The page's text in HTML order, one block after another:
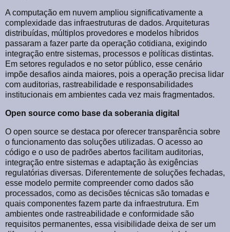
A computação em nuvem ampliou significativamente a
complexidade das infraestruturas de dados. Arquiteturas
distribuídas, múltiplos provedores e modelos híbridos
passaram a fazer parte da operação cotidiana, exigindo
integração entre sistemas, processos e políticas distintas.
Em setores regulados e no setor público, esse cenário
impõe desafios ainda maiores, pois a operação precisa lidar
com auditorias, rastreabilidade e responsabilidades
institucionais em ambientes cada vez mais fragmentados.
Open source como base da soberania digital
O open source se destaca por oferecer transparência sobre
o funcionamento das soluções utilizadas. O acesso ao
código e o uso de padrões abertos facilitam auditorias,
integração entre sistemas e adaptação às exigências
regulatórias diversas. Diferentemente de soluções fechadas,
esse modelo permite compreender como dados são
processados, como as decisões técnicas são tomadas e
quais componentes fazem parte da infraestrutura. Em
ambientes onde rastreabilidade e conformidade são
requisitos permanentes, essa visibilidade deixa de ser um